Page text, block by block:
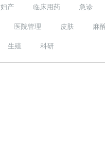
妇产 临床用药 急诊
医院管理 皮肤 麻
生殖 科研